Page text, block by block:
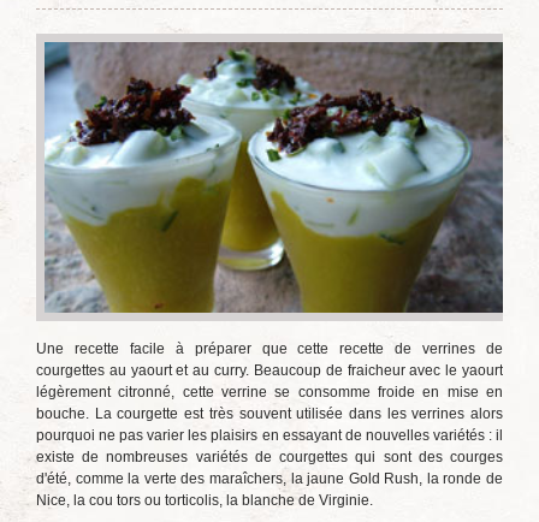
Une recette facile à préparer que cette recette de verrines de
courgettes au yaourt et au curry. Beaucoup de fraicheur avec le yaourt
légèrement citronné, cette verrine se consomme froide en mise en
bouche. La courgette est très souvent utilisée dans les verrines alors
pourquoi ne pas varier les plaisirs en essayant de nouvelles variétés : il
existe de nombreuses variétés de courgettes qui sont des courges
d'été, comme la verte des maraîchers, la jaune Gold Rush, la ronde de
Nice, la cou tors ou torticolis, la blanche de Virginie.